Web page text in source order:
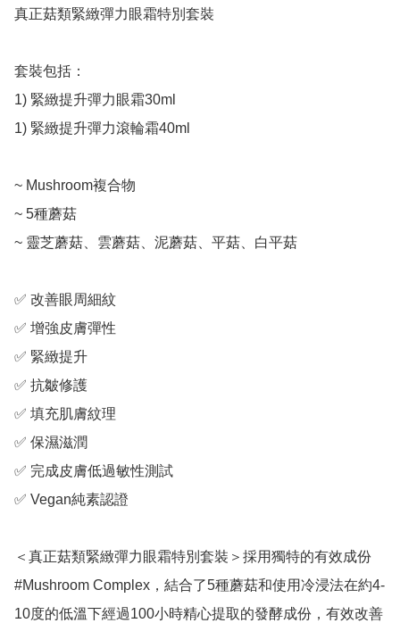
真正菇類緊緻彈力眼霜特別套裝
套裝包括：
1) 緊緻提升彈力眼霜30ml
1) 緊緻提升彈力滾輪霜40ml
~ Mushroom複合物
~ 5種蘑菇
~ 靈芝蘑菇、雲蘑菇、泥蘑菇、平菇、白平菇
✅ 改善眼周細紋
✅ 增強皮膚彈性
✅ 緊緻提升
✅ 抗皺修護
✅ 填充肌膚紋理
✅ 保濕滋潤
✅ 完成皮膚低過敏性測試
✅ Vegan純素認證
＜真正菇類緊緻彈力眼霜特別套裝＞採用獨特的有效成份
#Mushroom Complex，結合了5種蘑菇和使用冷浸法在約4-
10度的低溫下經過100小時精心提取的發酵成份，有效改善